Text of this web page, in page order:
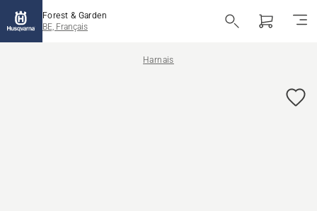
Forest & Garden
BE, Français
Harnais